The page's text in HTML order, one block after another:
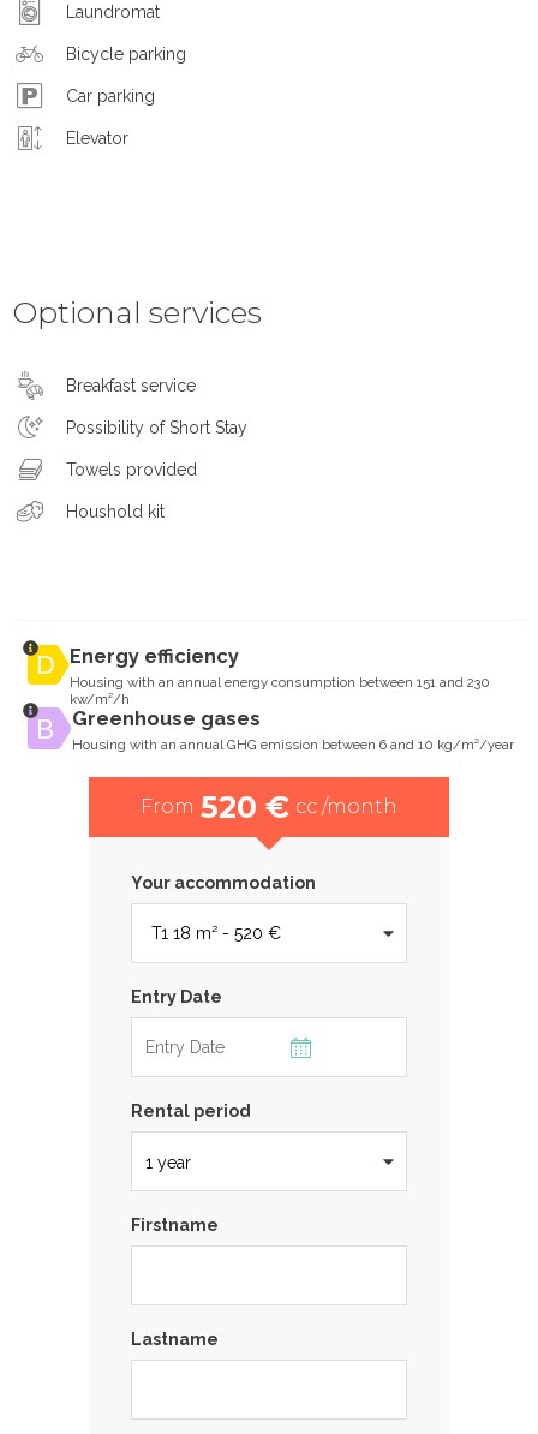
Laundromat
Bicycle parking
Car parking
Elevator
Optional services
Breakfast service
Possibility of Short Stay
Towels provided
Houshold kit
Energy efficiency
Housing with an annual energy consumption between 151 and 230
kw/m²/h
Greenhouse gases
Housing with an annual GHG emission between 6 and 10 kg/m²/year
From 520 € cc /month
Your accommodation
Entry Date
Rental period
Firstname
Lastname